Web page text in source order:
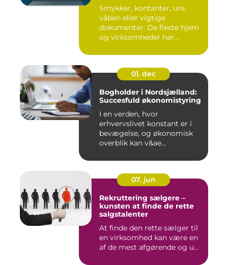
Smykker, kontanter, ure,
våben eller vigtige
dokumenter. De fleste hjem
og virksomheder har
01. dec
Bogholder i Nordsjælland:
Succesfuld økonomistyring
I en verden, hvor
erhvervslivet konstant er i
bevægelse, og økonomisk
overblik kan v&ae...
07. jun
Rekruttering sælgere –
kunsten at finde de rette
salgstalenter
At finde den rette sælger til
en virksomhed kan være en
af de mest afgørende og u...